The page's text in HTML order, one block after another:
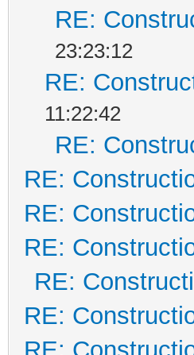
RE:
23:23:12
RE:
11:22:42
RE:
RE:
RE:
RE:
RE:
RE: